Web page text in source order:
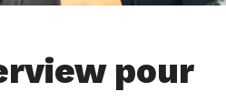
pour